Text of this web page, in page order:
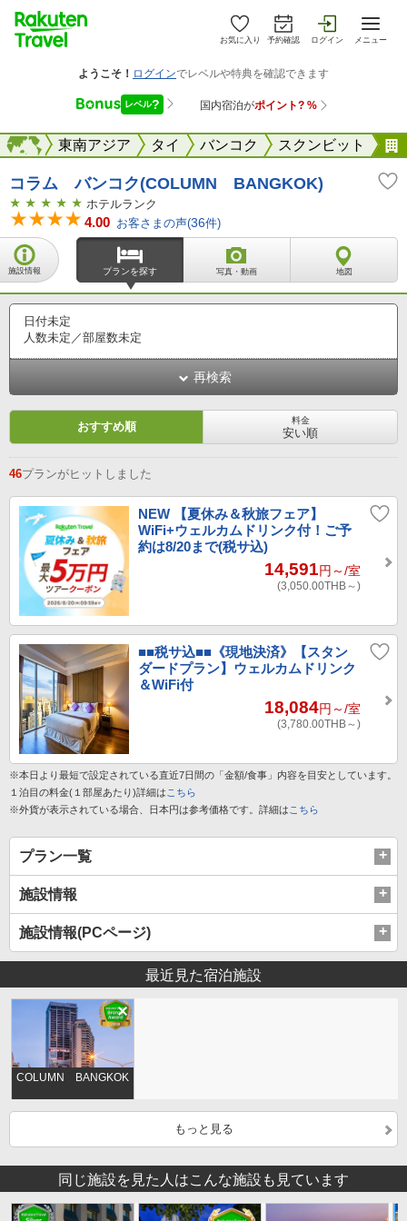
お気に入り 予約確認 ログイン メニュー
海外東南アジア タイ バンコク スクンビット
海外
コラム バンコク(COLUMN BANGKOK)
ホテルランク
4.00 お客さまの声(36件)
施設情報 プランを探す 写真・動画 地図
日付未定
人数未定／部屋数未定
再検索
おすすめ順 料金
安い順
46プランがヒットしました
NEW 【夏休み＆秋旅フェア】
WiFi+ウェルカムドリンク付！ご予
約は8/20まで(税サ込)
14,591円～/室
(3,050.00THB～)
■■税サ込■■《現地決済》【スタン
ダードプラン】ウェルカムドリンク
＆WiFi付
18,084円～/室
(3,780.00THB～)
※本日より最短で設定されている直近7日間の「金額/食事」内容を目安としています。
１泊目の料金(１部屋あたり)詳細は こちら
※外貨が表示されている場合、日本円は参考価格です。詳細は こちら
プラン一覧
施設情報
施設情報(PCページ)
最近見た宿泊施設
COLUMN BANGKOK
もっと見る
同じ施設を見た人はこんな施設も見ています